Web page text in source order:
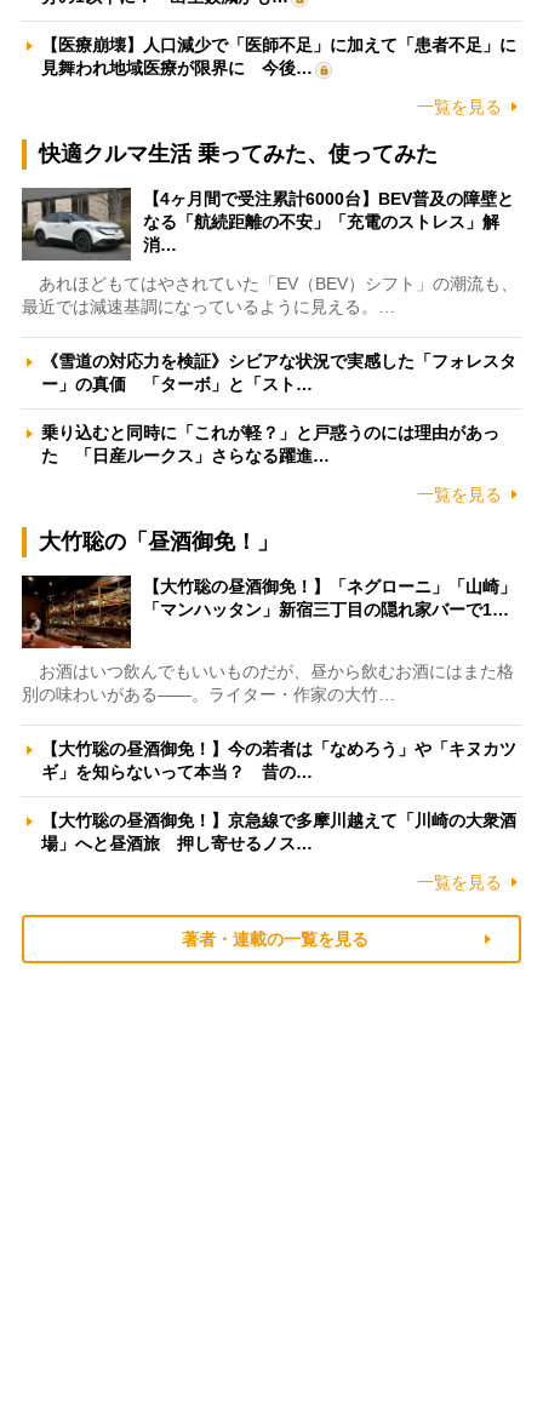
【医療崩壊】人口減少で「医師不足」に加えて「患者不足」に
見舞われ地域医療が限界に 今後…
一覧を見る
快適クルマ生活 乗ってみた、使ってみた
【4ヶ月間で受注累計6000台】BEV普及の障壁と
なる「航続距離の不安」「充電のストレス」解
消…
あれほどもてはやされていた「EV（BEV）シフト」の潮流も、
最近では減速基調になっているように見える。…
《雪道の対応力を検証》シビアな状況で実感した「フォレスタ
ー」の真価 「ターボ」と「スト…
乗り込むと同時に「これが軽？」と戸惑うのには理由があっ
た 「日産ルークス」さらなる躍進…
一覧を見る
大竹聡の「昼酒御免！」
【大竹聡の昼酒御免！】「ネグローニ」「山崎」
「マンハッタン」新宿三丁目の隠れ家バーで1…
お酒はいつ飲んでもいいものだが、昼から飲むお酒にはまた格
別の味わいがある――。ライター・作家の大竹…
【大竹聡の昼酒御免！】今の若者は「なめろう」や「キヌカツ
ギ」を知らないって本当？ 昔の…
【大竹聡の昼酒御免！】京急線で多摩川越えて「川崎の大衆酒
場」へと昼酒旅 押し寄せるノス…
一覧を見る
著者・連載の一覧を見る